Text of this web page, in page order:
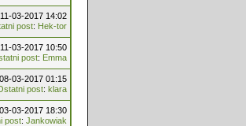
11-03-2017 14:02
post: Hek-tor
11-03-2017 10:50
post: Emma
08-03-2017 01:15
post: klara
03-03-2017 18:30
post: Jankowiak